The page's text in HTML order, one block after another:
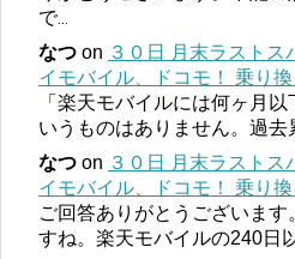
で...
なつ on ３０日 月末ラストス
イモバイル、ドコモ！ 乗り換
「楽天モバイルには何ヶ月
いうものはありません。過去
なつ on ３０日 月末ラストス
イモバイル、ドコモ！ 乗り換
ご回答ありがとうございま
すね。楽天モバイルの240日